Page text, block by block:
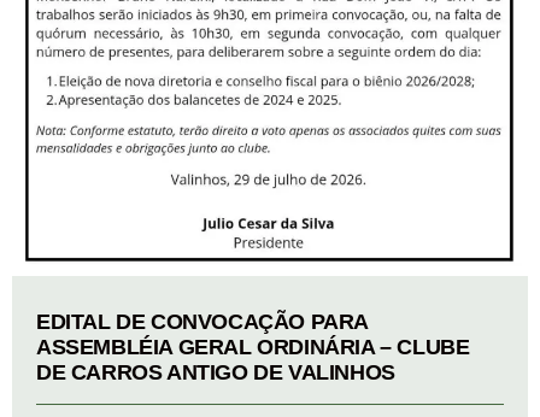
EDITAL DE CONVOCAÇÃO PARA
ASSEMBLÉIA GERAL ORDINÁRIA – CLUBE
DE CARROS ANTIGO DE VALINHOS